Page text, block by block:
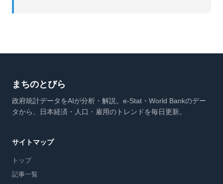
まちのとびら
政府統計データをAIが分析・解説。e-Stat・World Bankのデー
タから、日本経済・人口・雇用のトレンドを毎日更新。
サイトマップ
トップ
記事一覧